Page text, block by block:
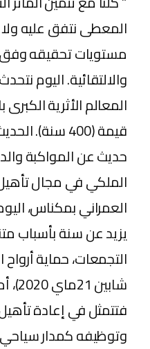
المعطى نتفق عليه ولا
مستويات تحقيقه وفق
والالتقائية. اليوم
المعالم الأثرية
قيمة (400
حديث عن المواكبة
الملكي في مجال
العمراني بمكناس،
التجمعات، حماية
فتتمثل في إعادة
وتوظيفه كمدار